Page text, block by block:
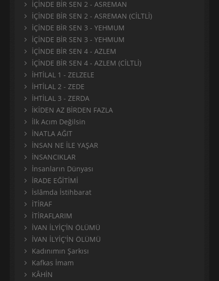
İÇİNDE BİR SEN 2 - ASREMAN
İÇİNDE BİR SEN 2 - ASREMAN (CİLTLİ)
İÇİNDE BİR SEN 3 - YEHMUM
İÇİNDE BİR SEN 3 - YEHMUM
İÇİNDE BİR SEN 4 - AZLEM
İÇİNDE BİR SEN 4 - AZLEM (CİLTLİ)
İHTİLAL 1 - ZELZELE
İHTİLAL 2 - ZEDE
İHTİLAL 3 - ZERDA
İKİDEN AZ BİRDEN FAZLA
İlk Acım Değilsin
İNATLA AĞIT
İNSAN NE İLE YAŞAR
İNSANCIKLAR
İnsanların Dünyası
İRADE EĞİTİMİ
İslâmda İstihbarat
İTİRAF
İTİRAFLARIM
İVAN İLYİÇ’İN ÖLÜMÜ
İVAN İLYİÇ'İN ÖLÜMÜ
Kadınımın Şarkısı
Kafkas İmam
KÂHİN